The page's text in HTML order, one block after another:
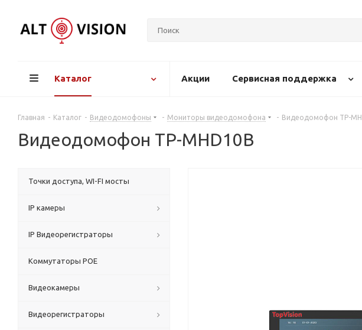
Каталог Акции Сервисная поддержка
Главная - Каталог - Видеодомофоны - Мониторы видеодомофона - Видеодомофон TP-
Видеодомофон TP-MHD10B
Точки доступа, WI-FI мосты
IP камеры
IP Видеорегистраторы
Коммутаторы POE
Видеокамеры
Видеорегистраторы